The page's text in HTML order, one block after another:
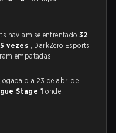
haviam se enfrentado 32
vezes , DarkZero Esports
empatadas.
dia 23 de abr. de
Stage 1onde